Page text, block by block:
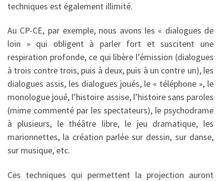
techniques est également illimité.
Au CP-CE, par exemple, nous avons les « dialogues de
loin » qui obligent à parler fort et suscitent une
respiration profonde, ce qui libère l’émission (dia­logues
à trois contre trois, puis à deux, puis à un contre un), les
dialogues assis, les dialogues joués, le « télé­phone », le
monologue joué, l’histoire assise, l’histoire sans paroles
(mime commenté par les spectateurs), le psy­chodrame
à plusieurs, le théâtre libre, le jeu dramatique, les
marionnettes, la création parlée sur dessin, sur danse,
sur musique, etc.
Ces techniques qui permettent la pro­jection auront